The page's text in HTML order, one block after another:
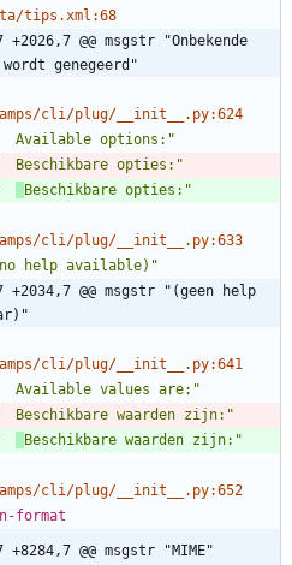
tips.xml:68
+2026,7 @@ msgstr "Onbekende
genegeerd"
cli/plug/__init__.py:624
Available options:"
Beschikbare opties:"
Beschikbare opties:"
cli/plug/__init__.py:633
help available)"
+2034,7 @@ msgstr "(geen help
cli/plug/__init__.py:641
Available values are:"
Beschikbare waarden zijn:"
Beschikbare waarden zijn:"
cli/plug/__init__.py:652
format
+8284,7 @@ msgstr "MIME"